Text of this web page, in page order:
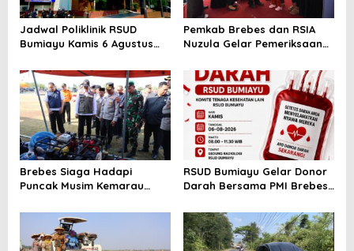
Jadwal Poliklinik RSUD
Bumiayu Kamis 6 Agustus
Dokter Sebelum Berkunjung
Pemkab Brebes dan RSIA
Nuzula Gelar Pemeriksaan
Perkuat Kesehatan Ibu dan
Bayi
Brebes Siaga Hadapi
Puncak Musim Kemarau
Kesiapsiagaan Bencana dan
Karhutla
RSUD Bumiayu Gelar Donor
Darah Bersama PMI Brebes
Indonesia